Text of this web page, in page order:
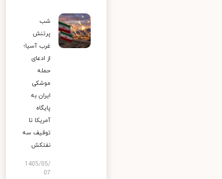
شب
پرتنش
غرب آسیا؛
از ادعای
حمله
موشکی
ایران به
پایگاه
آمریکا تا
توقیف سه
نفتکش
1405/05/
07